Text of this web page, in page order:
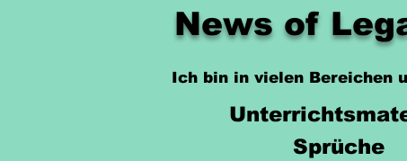
News of
Ich bin in vielen Bereichen
Sprüche